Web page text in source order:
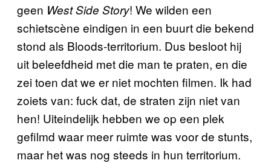
geen West Side Story! We wilden een
schietscène eindigen in een buurt die bekend
stond als Bloods-territorium. Dus besloot hij
uit beleefdheid met die man te praten, en die
zei toen dat we er niet mochten filmen. Ik had
zoiets van: fuck dat, de straten zijn niet van
hen! Uiteindelijk hebben we op een plek
gefilmd waar meer ruimte was voor de stunts,
maar het was nog steeds in hun territorium.